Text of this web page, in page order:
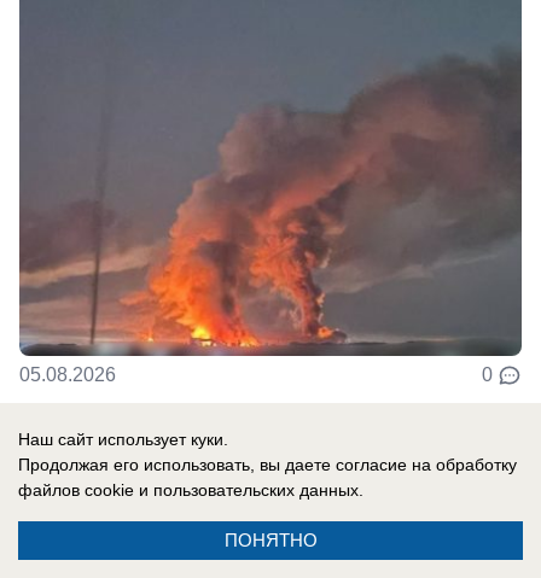
05.08.2026 0
Реклама на сайте
Наш сайт использует куки.
Продолжая его использовать, вы даете согласие на обработку
файлов cookie и пользовательских данных.
ПОНЯТНО